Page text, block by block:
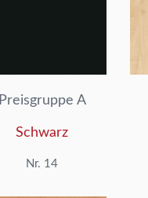
Preisgruppe A
Schwarz
Nr. 14